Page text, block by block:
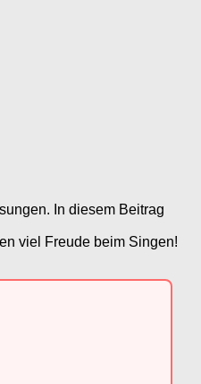
In diesem Beitrag
viel Freude beim Singen!